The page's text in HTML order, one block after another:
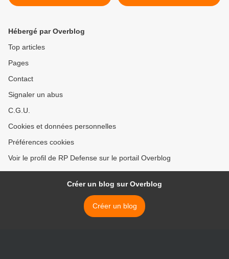
report
s'amenuisent >
Hébergé par Overblog
Top articles
Pages
Contact
Signaler un abus
C.G.U.
Cookies et données personnelles
Préférences cookies
Voir le profil de RP Defense sur le portail Overblog
Créer un blog sur Overblog
Créer un blog